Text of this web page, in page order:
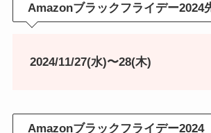
Amazonブラックフライデー2024
2024/11/27(水)〜28(木)
Amazonブラックフライデー2024